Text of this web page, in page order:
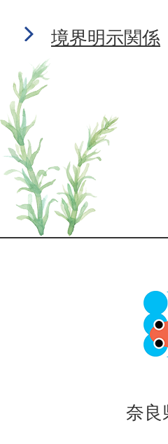
境界明示関係
ページの先頭へ
奈